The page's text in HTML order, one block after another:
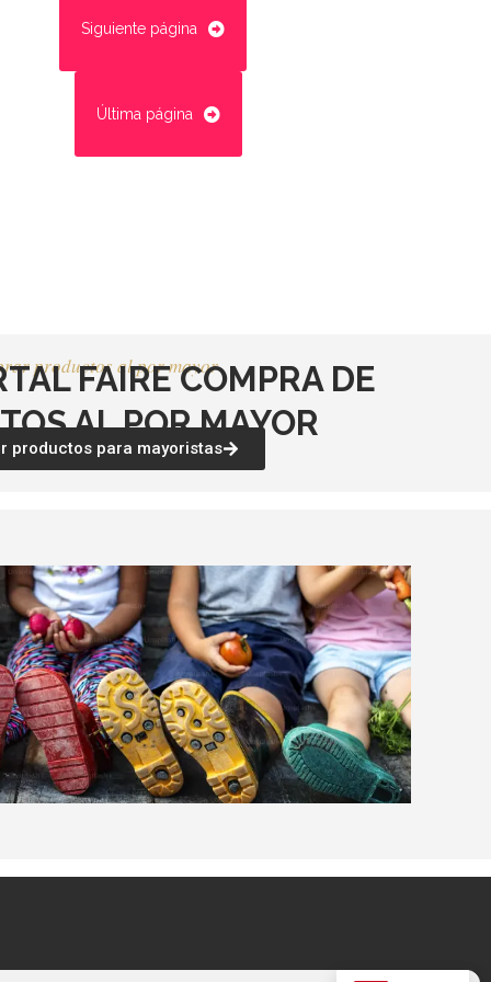
Siguiente página
Última página
productos al por mayor
FAIRE COMPRA DE
AL POR MAYOR
productos para mayoristas